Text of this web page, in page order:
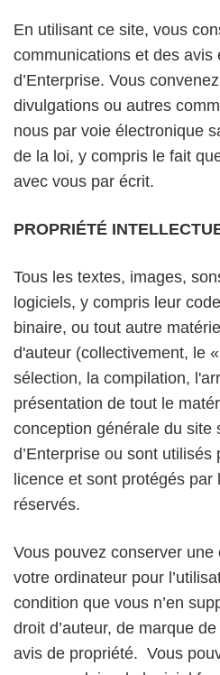
En utilisant ce site, vous
communications et des avis
d’Enterprise. Vous
divulgations ou autres
nous par voie électronique
de la loi, y compris le fait
avec vous par écrit.
PROPRIÉTÉ
Tous les textes, images,
logiciels, y compris leur
binaire, ou tout autre
d'auteur (collectivement, le
sélection, la compilation,
présentation de tout le
conception générale du site
d’Enterprise ou sont
licence et sont protégés par
réservés.
Vous pouvez conserver
votre ordinateur pour
condition que vous n’en
droit d’auteur, de marque
avis de propriété. Vous